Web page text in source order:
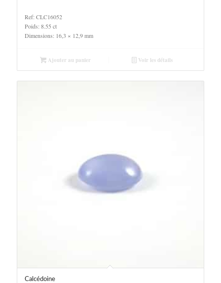
Ref: CLC16052
Poids: 8.55 ct
Dimensions: 16,3 × 12,9 mm
Ajouter au panier Voir les détails
Calcédoine